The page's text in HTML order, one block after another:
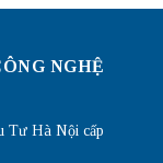
NGHỆ
Tư Hà Nội cấp